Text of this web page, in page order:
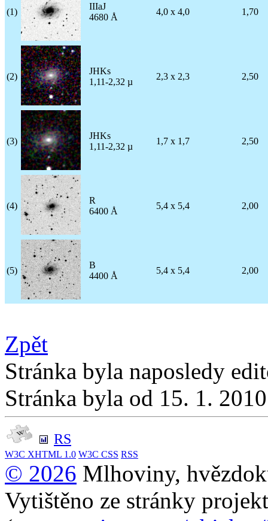
(1)
IIIaJ
4680 Å
4,0 x 4,0 1,70
(2)
JHKs
1,11-2,32 µ
2,3 x 2,3 2,50
(3)
JHKs
1,11-2,32 µ
1,7 x 1,7 2,50
(4)
R
6400 Å
5,4 x 5,4 2,00
(5)
B
4400 Å
5,4 x 5,4 2,00
Zpět
Stránka byla naposledy
Stránka byla od 15. 1.
RS
W3C XHTML 1.0 W3C CSS RSS
© 2026 Mlhoviny,
Vytištěno ze stránky